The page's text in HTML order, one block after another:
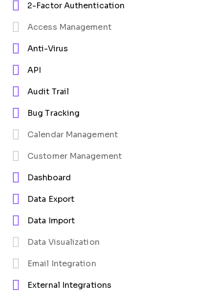
2-Factor Authentication
Access Management
Anti-Virus
API
Audit Trail
Bug Tracking
Calendar Management
Customer Management
Dashboard
Data Export
Data Import
Data Visualization
Email Integration
External Integrations